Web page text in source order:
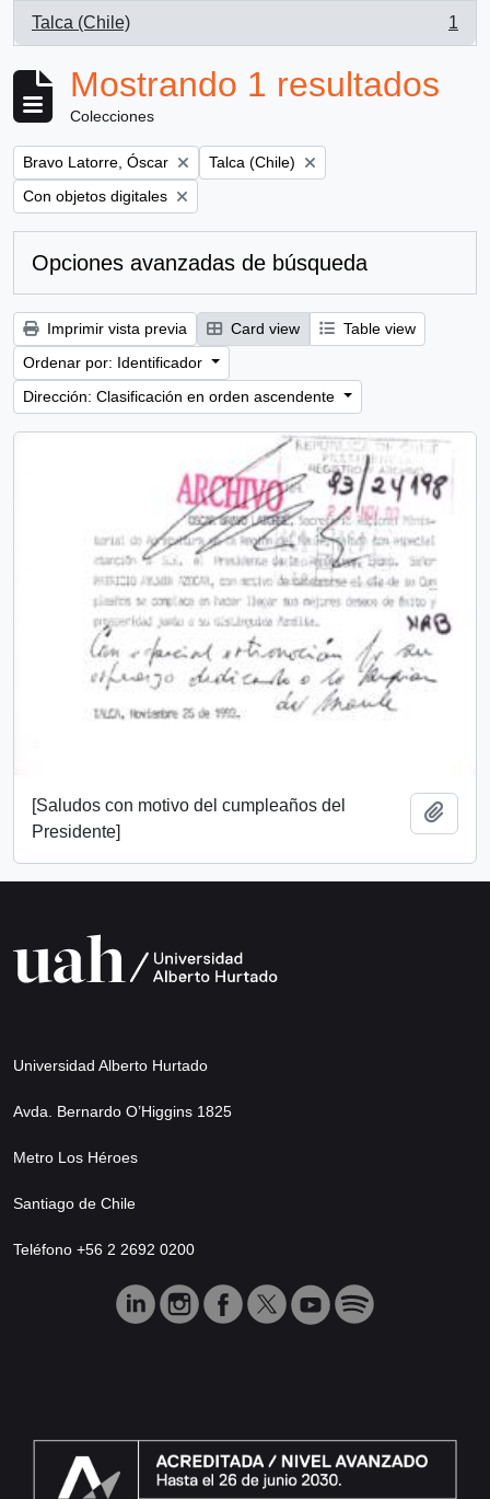
Talca (Chile)
, 1 resultados
1
Mostrando 1 resultados
Colecciones
Remove filter:
Bravo Latorre, Óscar Remove filter:
Talca (Chile)
Remove filter:
Con objetos digitales
Opciones avanzadas de búsqueda
Imprimir vista previa Card view
Table view
Ordenar por: Identificador
Dirección: Clasificación en orden ascendente
[Saludos con motivo del cumpleaños del
Presidente]
Universidad Alberto Hurtado
Avda. Bernardo O’Higgins 1825
Metro Los Héroes
Santiago de Chile
Teléfono +56 2 2692 0200